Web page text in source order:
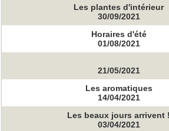
Les plantes d'intérieur
30/09/2021
Horaires d'été
01/08/2021
21/05/2021
Les aromatiques
14/04/2021
Les beaux jours arrivent !
03/04/2021